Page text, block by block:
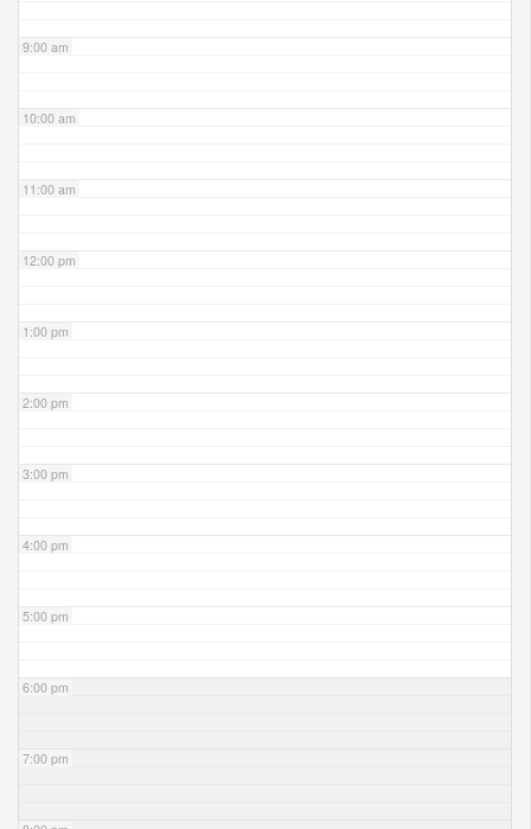
9:00 am
10:00 am
11:00 am
12:00 pm
1:00 pm
2:00 pm
3:00 pm
4:00 pm
5:00 pm
6:00 pm
7:00 pm